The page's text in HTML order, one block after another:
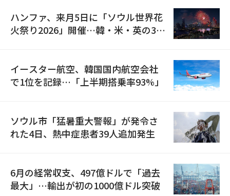
ハンファ、来月5日に「ソウル世界花
火祭り2026」開催…韓・米・英の3カ
イースター航空、韓国国内航空会社
で1位を記録…「上半期搭乗率93%」
ソウル市「猛暑重大警報」が発令さ
れた4日、熱中症患者39人追加発生
6月の経常収支、497億ドルで「過去
最大」…輸出が初の1000億ドル突破